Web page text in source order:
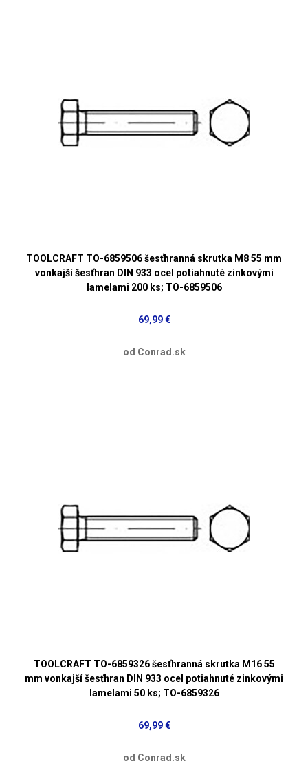
TOOLCRAFT TO-6859506 šesťhranná skrutka M8 55 mm
vonkajší šesťhran DIN 933 ocel potiahnuté zinkovými
lamelami 200 ks; TO-6859506
69,99 €
od Conrad.sk
TOOLCRAFT TO-6859326 šesťhranná skrutka M16 55
mm vonkajší šesťhran DIN 933 ocel potiahnuté zinkovými
lamelami 50 ks; TO-6859326
69,99 €
od Conrad.sk